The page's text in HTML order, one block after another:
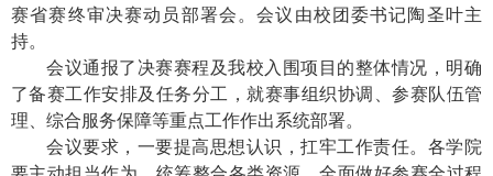
赛省赛终审决赛动员部署会。会议由校团委书记陶圣叶主
持。
会议通报了决赛赛程及我校入围项目的整体情况，明确
了备赛工作安排及任务分工，就赛事组织协调、参赛队伍管
理、综合服务保障等重点工作作出系统部署。
会议要求，一要提高思想认识，扛牢工作责任。各学院